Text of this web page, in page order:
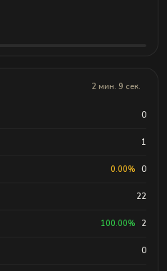
2 мин. 9 сек.
0
1
0.00% 0
22
100.00% 2
0